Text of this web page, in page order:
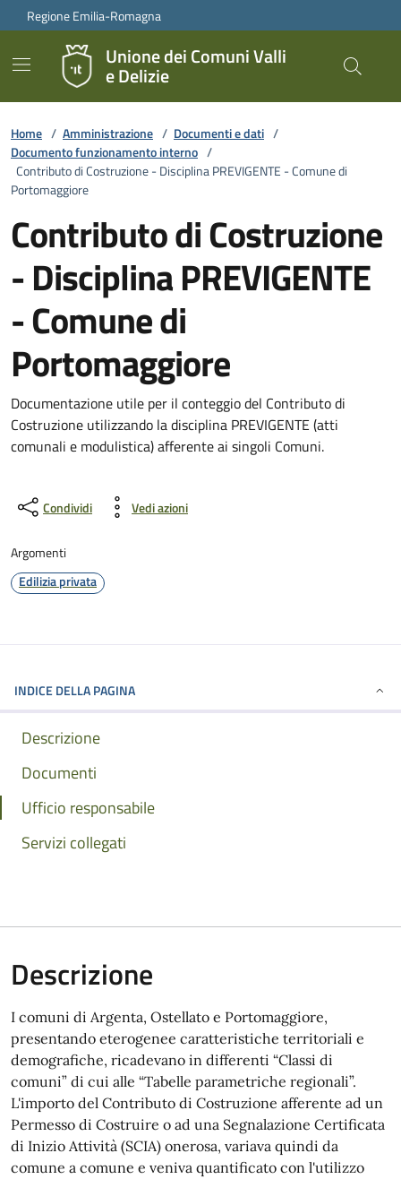
Vai ai contenuti
Vai al footer
Regione Emilia-Romagna
Unione dei Comuni Valli
e Delizie
Home / Amministrazione / Documenti e dati /
Documento funzionamento interno /
Contributo di Costruzione - Disciplina PREVIGENTE - Comune di
Portomaggiore
Contributo di Costruzione
- Disciplina PREVIGENTE
- Comune di
Portomaggiore
Documentazione utile per il conteggio del Contributo di
Costruzione utilizzando la disciplina PREVIGENTE (atti
comunali e modulistica) afferente ai singoli Comuni.
Condividi Vedi azioni
Argomenti
Edilizia privata
INDICE DELLA PAGINA
Descrizione
Documenti
Ufficio responsabile
Servizi collegati
Descrizione
I comuni di Argenta, Ostellato e Portomaggiore,
presentando eterogenee caratteristiche territoriali e
demografiche, ricadevano in differenti “Classi di
comuni” di cui alle “Tabelle parametriche regionali”.
L'importo del Contributo di Costruzione afferente ad un
Permesso di Costruire o ad una Segnalazione Certificata
di Inizio Attività (SCIA) onerosa, variava quindi da
comune a comune e veniva quantificato con l'utilizzo